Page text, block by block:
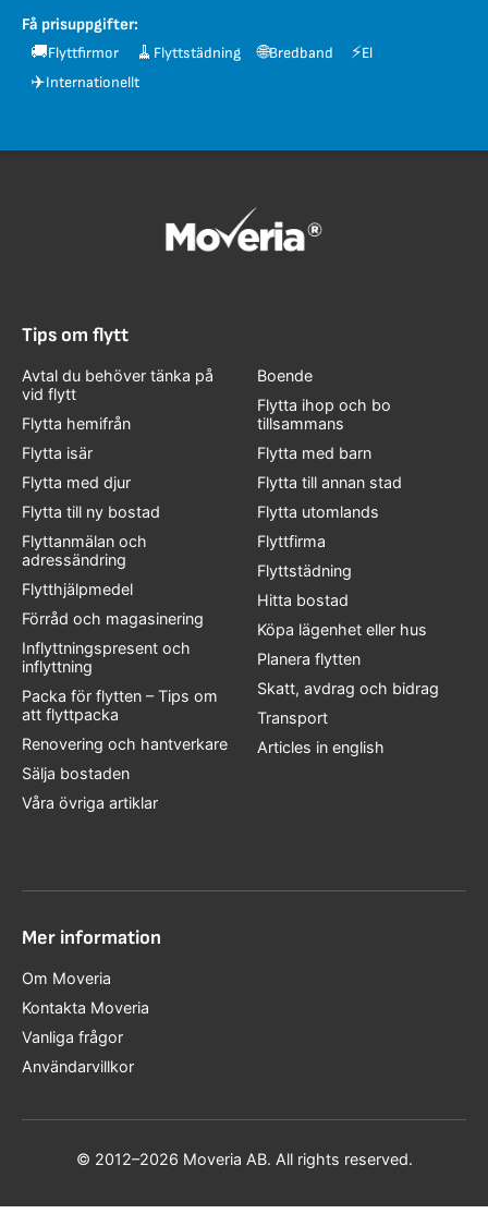
Få prisuppgifter:
🚚Flyttfirmor 🧹 Flyttstädning 🌐Bredband ⚡El
✈️Internationellt
Tips om flytt
Avtal du behöver tänka på
vid flytt
Flytta hemifrån
Flytta isär
Flytta med djur
Flytta till ny bostad
Flyttanmälan och
adressändring
Flytthjälpmedel
Förråd och magasinering
Inflyttningspresent och
inflyttning
Packa för flytten – Tips om
att flyttpacka
Renovering och hantverkare
Sälja bostaden
Våra övriga artiklar
Boende
Flytta ihop och bo
tillsammans
Flytta med barn
Flytta till annan stad
Flytta utomlands
Flyttfirma
Flyttstädning
Hitta bostad
Köpa lägenhet eller hus
Planera flytten
Skatt, avdrag och bidrag
Transport
Articles in english
Mer information
Om Moveria
Kontakta Moveria
Vanliga frågor
Användarvillkor
© 2012–2026 Moveria AB. All rights reserved.